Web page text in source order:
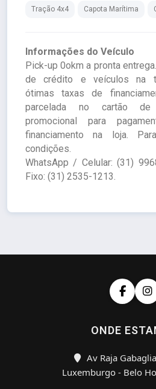
Tração 4x4 Capota Marítima
Informações do Veículo
Pick-up 0okm a pronta
de crédito e veículos na
ótimas taxas de
parcelada no cartão de
promocional para
financiamento na loja.
condições.
WhatsApp / Celular: (31)
Fixo: (31) 2535-1213.
ONDE
Av Raja
Luxemburgo - Belo